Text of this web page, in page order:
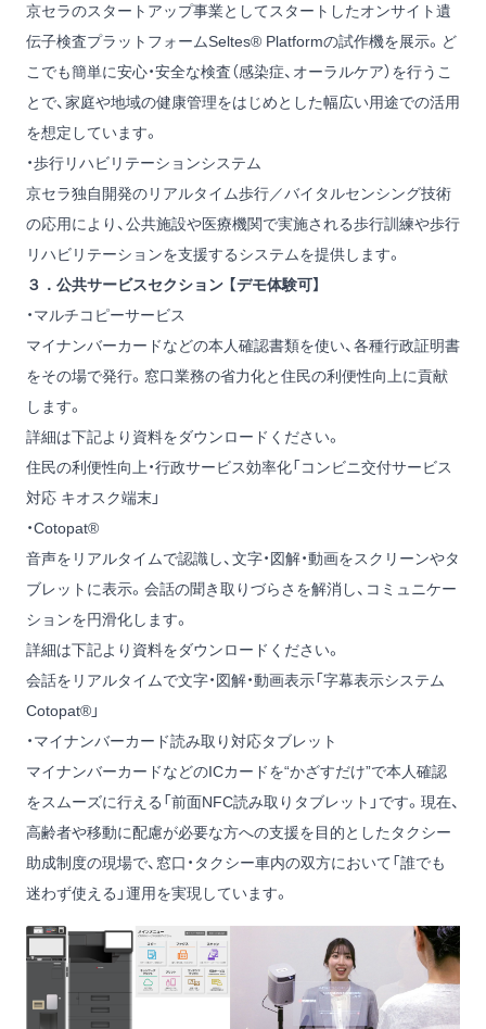
京セラのスタートアップ事業としてスタートしたオンサイト遺
伝子検査プラットフォームSeltes® Platformの試作機を展示。ど
こでも簡単に安心・安全な検査（感染症、オーラルケア）を行うこ
とで、家庭や地域の健康管理をはじめとした幅広い用途での活用
を想定しています。
・歩行リハビリテーションシステム
京セラ独自開発のリアルタイム歩行／バイタルセンシング技術
の応用により、公共施設や医療機関で実施される歩行訓練や歩行
リハビリテーションを支援するシステムを提供します。
３．公共サービスセクション 【デモ体験可】
・マルチコピーサービス
マイナンバーカードなどの本人確認書類を使い、各種行政証明書
をその場で発行。窓口業務の省力化と住民の利便性向上に貢献
します。
詳細は下記より資料をダウンロードください。
住民の利便性向上・行政サービス効率化「コンビニ交付サービス
対応 キオスク端末」
・Cotopat®
音声をリアルタイムで認識し、文字・図解・動画をスクリーンやタ
ブレットに表示。会話の聞き取りづらさを解消し、コミュニケー
ションを円滑化します。
詳細は下記より資料をダウンロードください。
会話をリアルタイムで文字・図解・動画表示「字幕表示システム
Cotopat®」
・マイナンバーカード読み取り対応タブレット
マイナンバーカードなどのICカードを“かざすだけ”で本人確認
をスムーズに行える「前面NFC読み取りタブレット」です。現在、
高齢者や移動に配慮が必要な方への支援を目的としたタクシー
助成制度の現場で、窓口・タクシー車内の双方において「誰でも
迷わず使える」運用を実現しています。